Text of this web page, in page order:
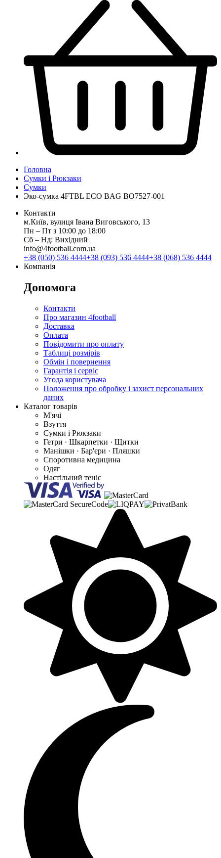
Головна
Сумки і Рюкзаки
Сумки
Эко-сумка 4FTBL ECO BAG BO7527-001
Контакти
м.Київ, вулиця Івана Виговського, 13
Пн ‒ Пт з 10:00 до 18:00
Сб ‒ Нд: Вихідний
info@4football.com.ua
+38 (050) 536 4444+38 (093) 536 4444+38 (068) 536 4444
Компанія
Допомога
Контакти
Про магазин 4football
Доставка
Оплата
Повідомити про оплату
Таблиці розмірів
Обмін і повернення
Гарантія і сервіс
Угода користувача
Положення про обробку і захист персональних
даних
Каталог товарів
М'ячі
Взуття
Сумки і Рюкзаки
Гетри · Шкарпетки · Щитки
Манішки · Бар'єри · Пляшки
Споротивна медицина
Одяг
Настільний теніс